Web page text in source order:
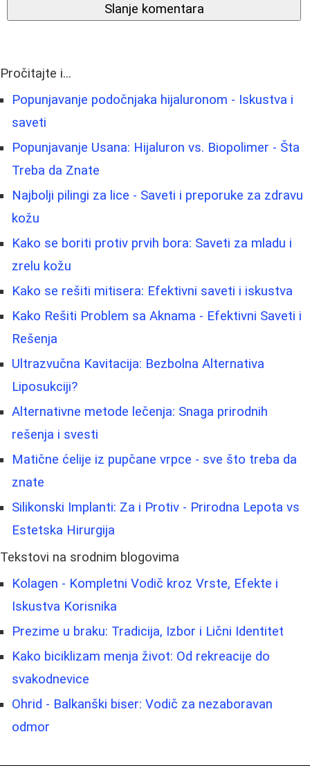
Slanje komentara
Pročitajte i...
Popunjavanje podočnjaka hijaluronom - Iskustva i
saveti
Popunjavanje Usana: Hijaluron vs. Biopolimer - Šta
Treba da Znate
Najbolji pilingi za lice - Saveti i preporuke za zdravu
kožu
Kako se boriti protiv prvih bora: Saveti za mladu i
zrelu kožu
Kako se rešiti mitisera: Efektivni saveti i iskustva
Kako Rešiti Problem sa Aknama - Efektivni Saveti i
Rešenja
Ultrazvučna Kavitacija: Bezbolna Alternativa
Liposukciji?
Alternativne metode lečenja: Snaga prirodnih
rešenja i svesti
Matične ćelije iz pupčane vrpce - sve što treba da
znate
Silikonski Implanti: Za i Protiv - Prirodna Lepota vs
Estetska Hirurgija
Tekstovi na srodnim blogovima
Kolagen - Kompletni Vodič kroz Vrste, Efekte i
Iskustva Korisnika
Prezime u braku: Tradicija, Izbor i Lični Identitet
Kako biciklizam menja život: Od rekreacije do
svakodnevice
Ohrid - Balkanški biser: Vodič za nezaboravan
odmor